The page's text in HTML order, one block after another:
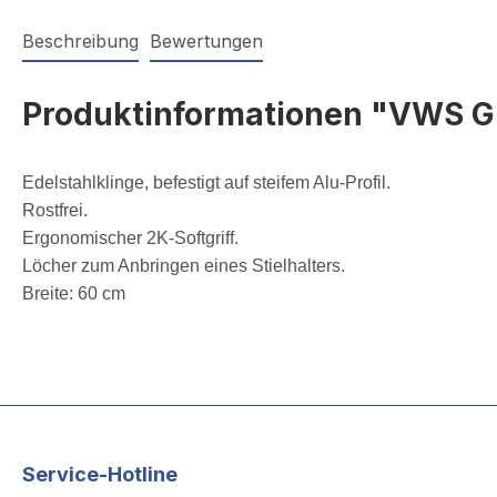
Beschreibung Bewertungen
Produktinformationen "VWS
Edelstahlklinge, befestigt auf steifem Alu-Profil.
Rostfrei.
Ergonomischer 2K-Softgriff.
Löcher zum Anbringen eines Stielhalters.
Breite: 60 cm
Service-Hotline